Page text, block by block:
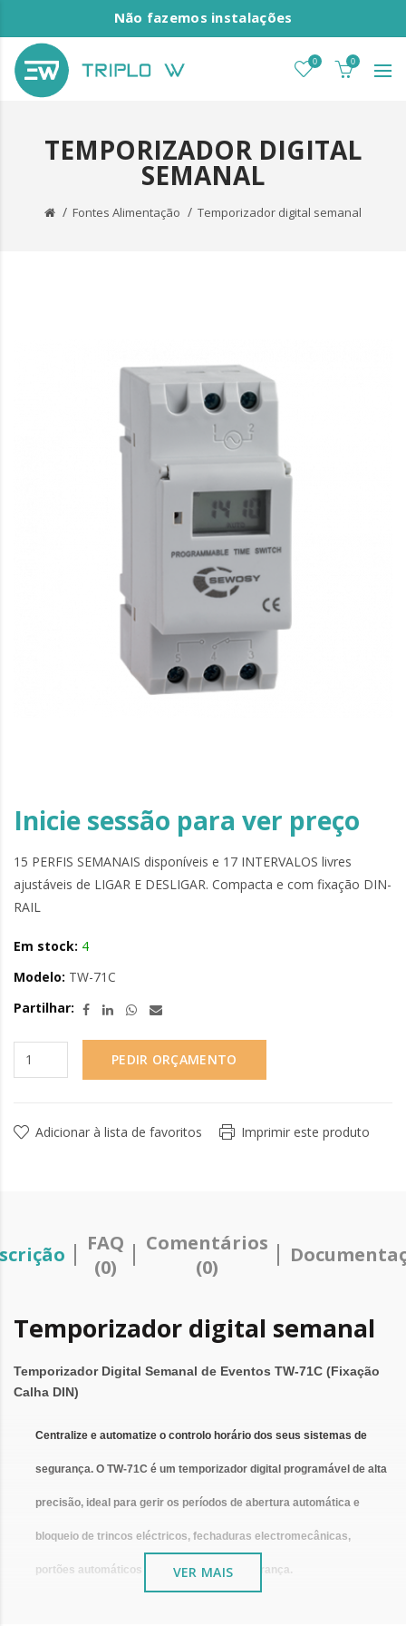
Não fazemos instalações
0 0
TEMPORIZADOR DIGITAL
SEMANAL
Fontes Alimentação Temporizador digital semanal
Inicie sessão para ver preço
15 PERFIS SEMANAIS disponíveis e 17 INTERVALOS livres
ajustáveis de LIGAR E DESLIGAR. Compacta e com fixação DIN-
RAIL
Em stock: 4
Modelo: TW-71C
Partilhar:
PEDIR ORÇAMENTO
Adicionar à lista de favoritos Imprimir este produto
FAQ
(0)
Comentários
(0)
Temporizador digital semanal
Temporizador Digital Semanal de Eventos TW-71C (Fixação
Calha DIN)
Centralize e automatize o controlo horário dos seus sistemas de
segurança. O TW-71C é um temporizador digital programável de alta
precisão, ideal para gerir os períodos de abertura automática e
bloqueio de trincos eléctricos, fechaduras electromecânicas,
portões automáticos ou iluminação de segurança.
VER MAIS